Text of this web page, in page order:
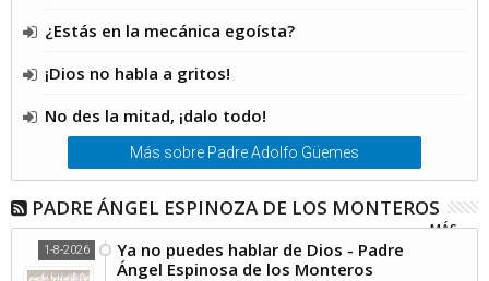
¿Estás en la mecánica egoísta?
¡Dios no habla a gritos!
No des la mitad, ¡dalo todo!
Más sobre Padre Adolfo Güemes
PADRE ÁNGEL ESPINOZA DE LOS MONTEROS
MÁS...
Ya no puedes hablar de Dios - Padre
Ángel Espinosa de los Monteros
1-8-2026